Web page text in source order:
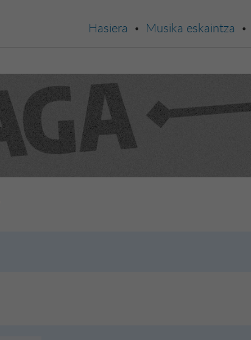
Hasiera Musika eskaintza